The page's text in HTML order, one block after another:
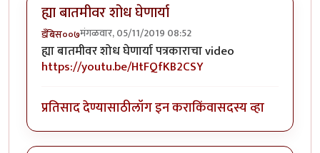
ह्या बातमीवर शोध घेणार्या
डँबिस००७मंगळवार, 05/11/2019 08:52
ह्या बातमीवर शोध घेणार्या पत्रकाराचा video
https://youtu.be/HtFQfKB2CSY
प्रतिसाद देण्यासाठीलॉग इन कराकिंवासदस्य व्हा